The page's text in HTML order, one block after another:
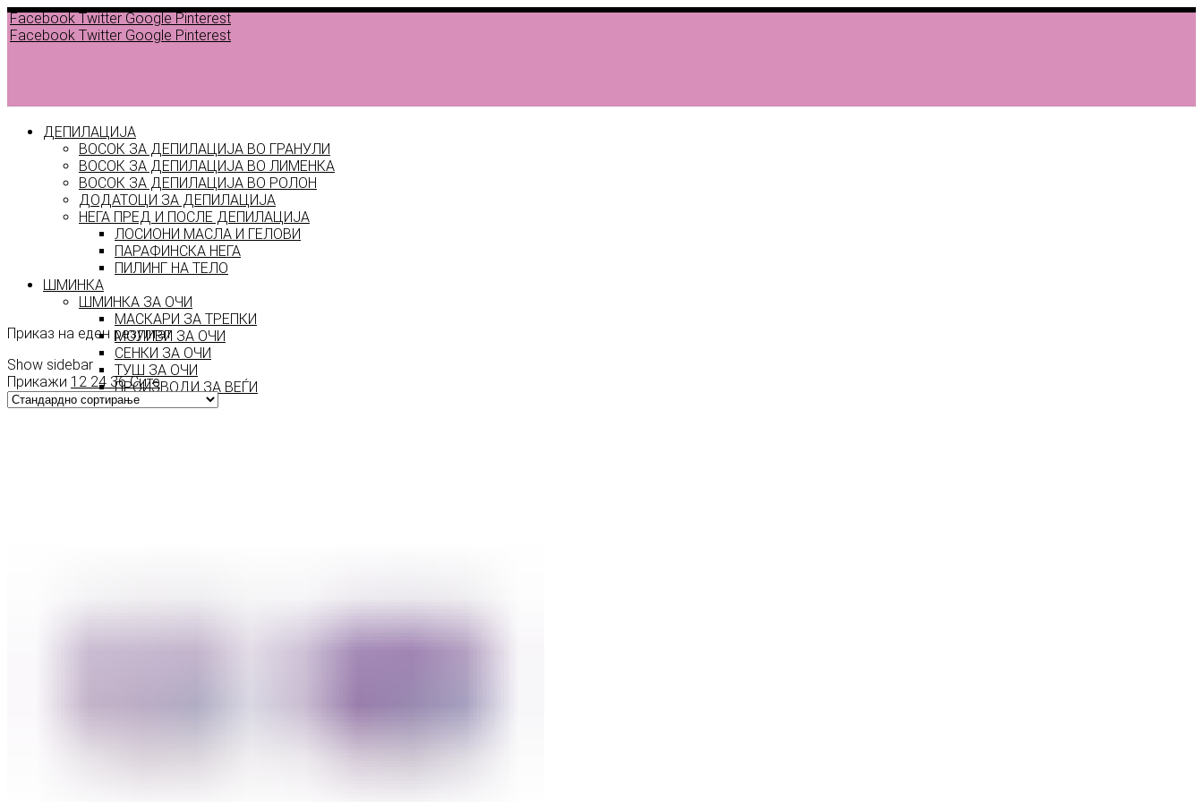
Facebook Twitter Google Pinterest
Facebook Twitter Google Pinterest
ДЕПИЛАЦИЈА
ВОСОК ЗА ДЕПИЛАЦИЈА ВО ГРАНУЛИ
ВОСОК ЗА ДЕПИЛАЦИЈА ВО ЛИМЕНКА
ВОСОК ЗА ДЕПИЛАЦИЈА ВО РОЛОН
ДОДАТОЦИ ЗА ДЕПИЛАЦИЈА
НЕГА ПРЕД И ПОСЛЕ ДЕПИЛАЦИЈА
ЛОСИОНИ МАСЛА И ГЕЛОВИ
ПАРАФИНСКА НЕГА
ПИЛИНГ НА ТЕЛО
ШМИНКА
ШМИНКА ЗА ОЧИ
МАСКАРИ ЗА ТРЕПКИ
МОЛИВИ ЗА ОЧИ
СЕНКИ ЗА ОЧИ
ТУШ ЗА ОЧИ
ПРОИЗВОДИ ЗА ВЕЃИ
ШМИНКА ЗА УСНИ
паста
Приказ на еден резултат
Show sidebar
Прикажи 12 24 36 Сите